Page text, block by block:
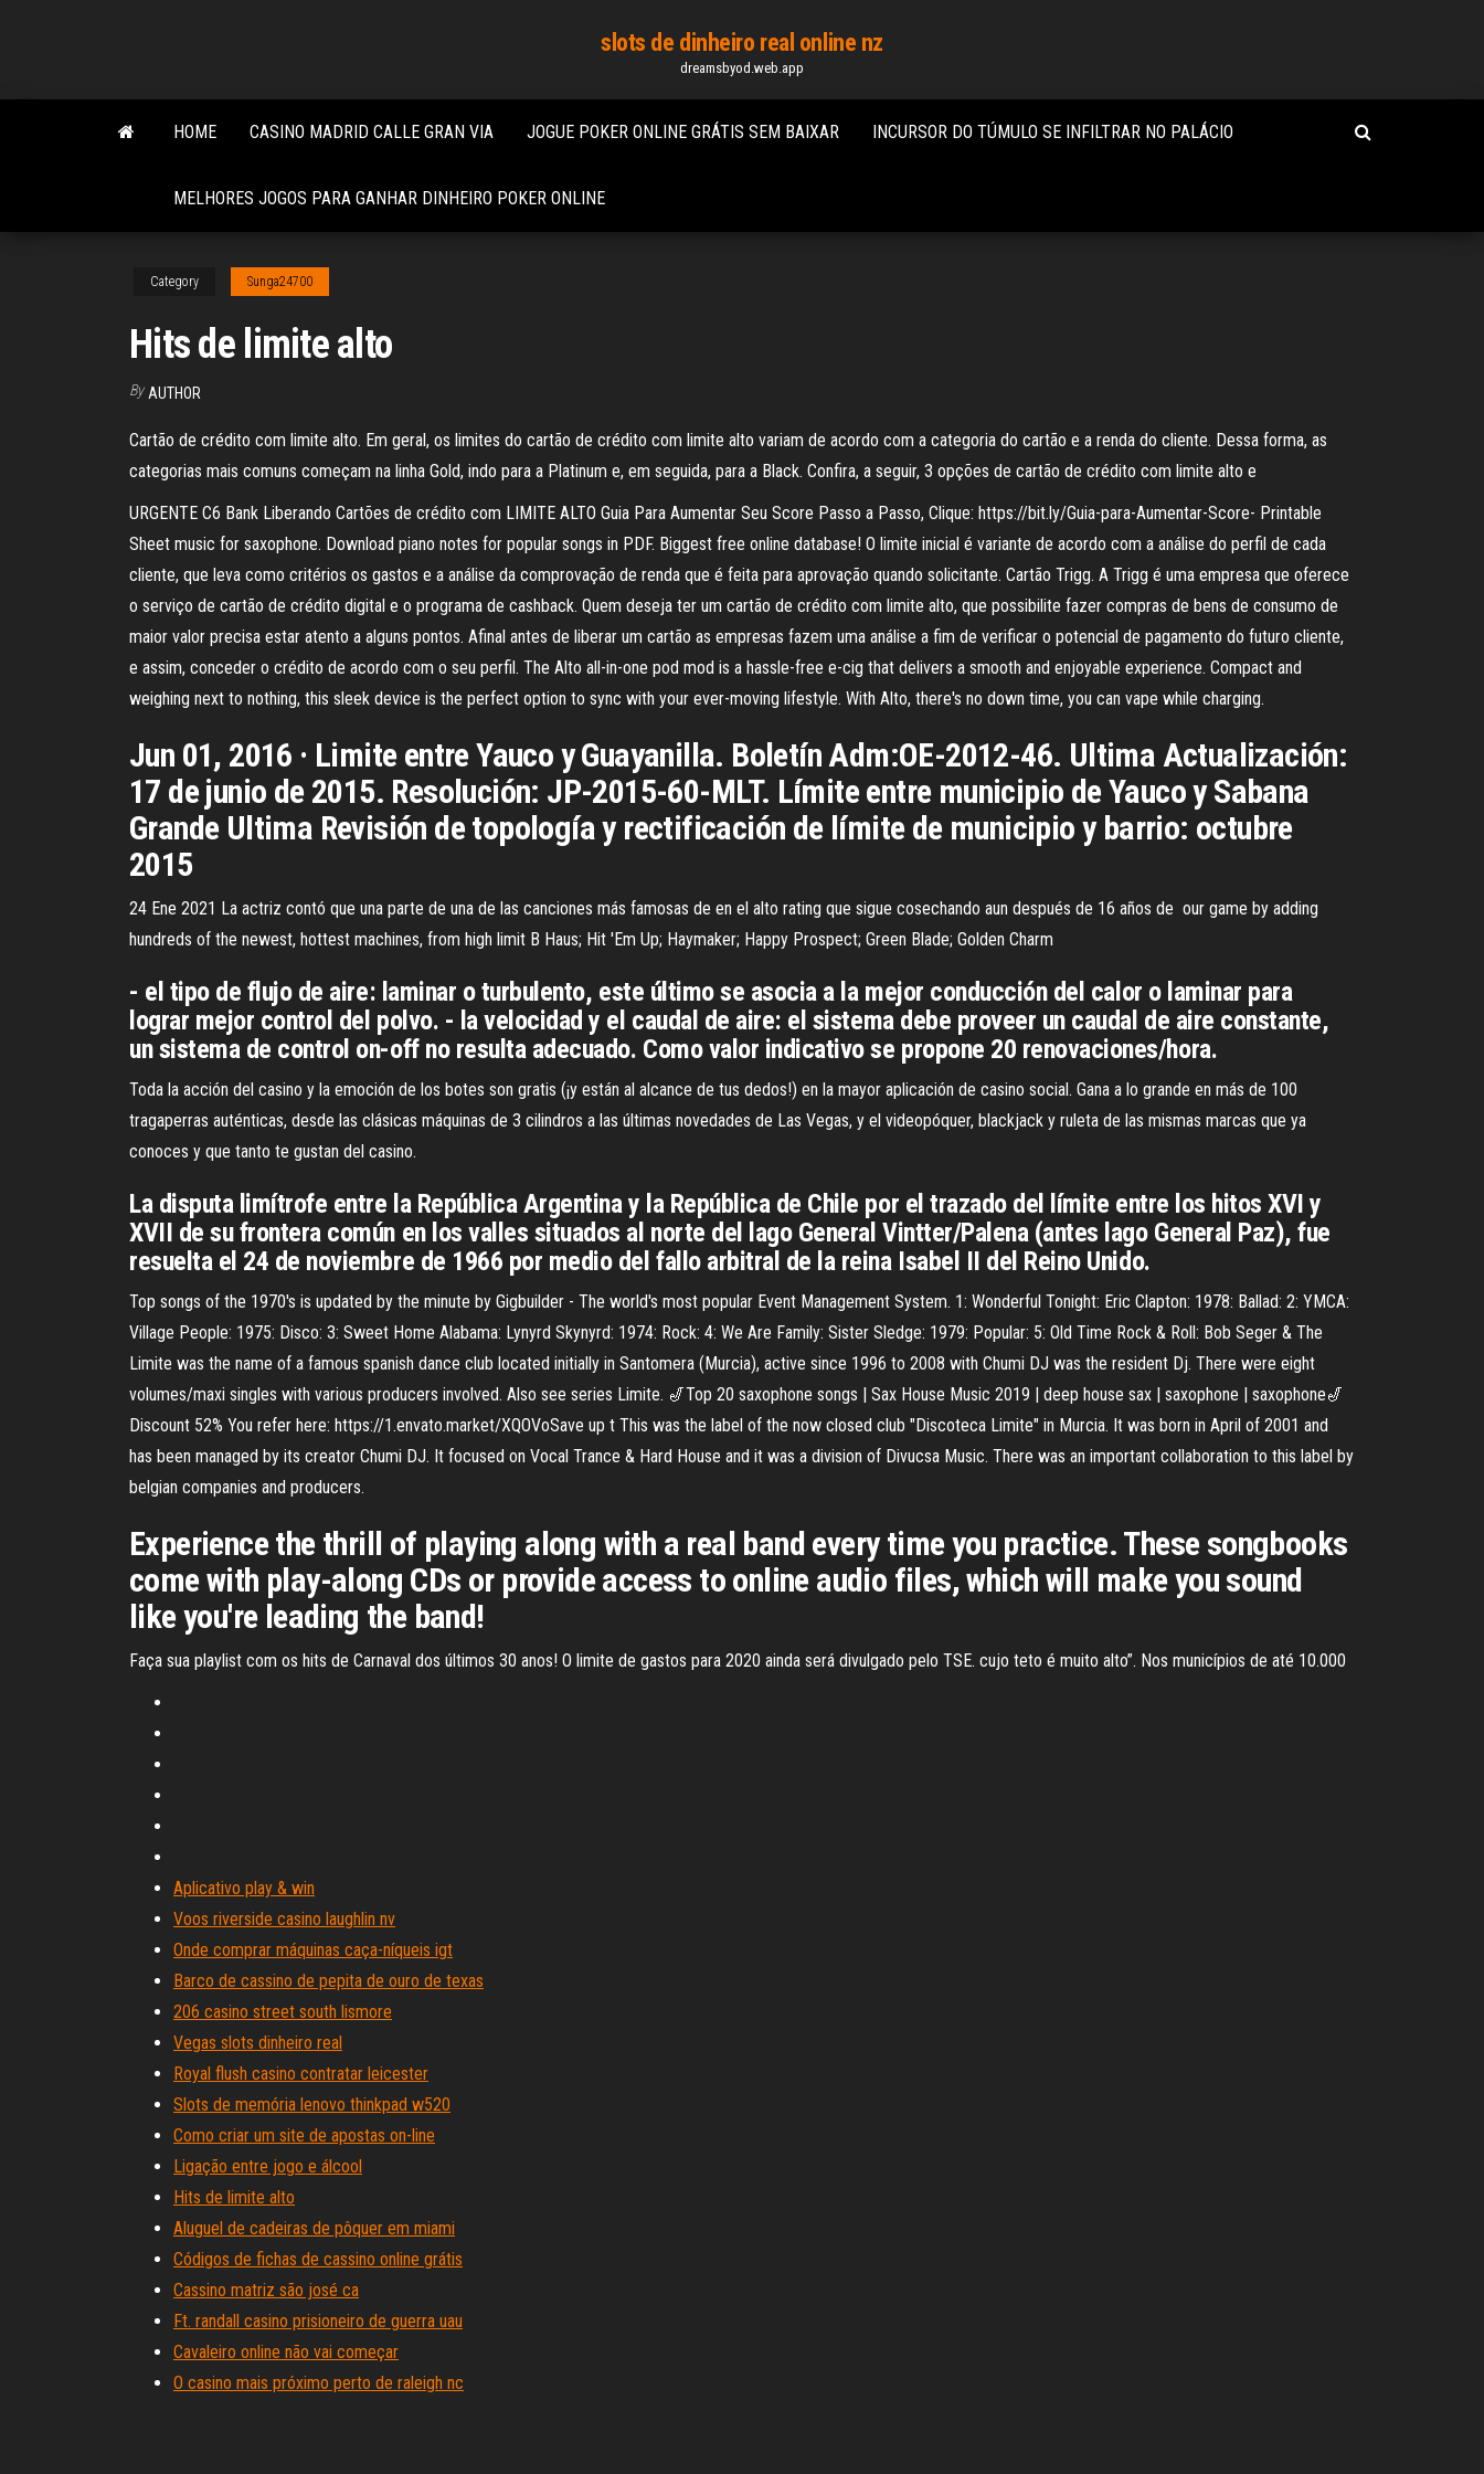
content
slots de dinheiro real online nz
dreamsbyod.web.app
HOME CASINO MADRID CALLE GRAN VIA JOGUE POKER ONLINE GRÁTIS SEM BAIXAR INCURSOR DO TÚMULO SE INFILTRAR NO PALÁCIO
MELHORES JOGOS PARA GANHAR DINHEIRO POKER ONLINE
Category Sunga24700
Hits de limite alto
By AUTHOR
Cartão de crédito com limite alto. Em geral, os limites do cartão de crédito com limite alto variam de acordo com a categoria do cartão e a renda do cliente. Dessa forma, as
categorias mais comuns começam na linha Gold, indo para a Platinum e, em seguida, para a Black. Confira, a seguir, 3 opções de cartão de crédito com limite alto e
URGENTE C6 Bank Liberando Cartões de crédito com LIMITE ALTO Guia Para Aumentar Seu Score Passo a Passo, Clique: https://bit.ly/Guia-para-Aumentar-Score- Printable
Sheet music for saxophone. Download piano notes for popular songs in PDF. Biggest free online database! O limite inicial é variante de acordo com a análise do perfil de cada
cliente, que leva como critérios os gastos e a análise da comprovação de renda que é feita para aprovação quando solicitante. Cartão Trigg. A Trigg é uma empresa que oferece
o serviço de cartão de crédito digital e o programa de cashback. Quem deseja ter um cartão de crédito com limite alto, que possibilite fazer compras de bens de consumo de
maior valor precisa estar atento a alguns pontos. Afinal antes de liberar um cartão as empresas fazem uma análise a fim de verificar o potencial de pagamento do futuro cliente,
e assim, conceder o crédito de acordo com o seu perfil. The Alto all-in-one pod mod is a hassle-free e-cig that delivers a smooth and enjoyable experience. Compact and
weighing next to nothing, this sleek device is the perfect option to sync with your ever-moving lifestyle. With Alto, there's no down time, you can vape while charging.
Jun 01, 2016 · Limite entre Yauco y Guayanilla. Boletín Adm:OE-2012-46. Ultima Actualización:
17 de junio de 2015. Resolución: JP-2015-60-MLT. Límite entre municipio de Yauco y Sabana
Grande Ultima Revisión de topología y rectificación de límite de municipio y barrio: octubre
2015
24 Ene 2021 La actriz contó que una parte de una de las canciones más famosas de en el alto rating que sigue cosechando aun después de 16 años de our game by adding
hundreds of the newest, hottest machines, from high limit B Haus; Hit 'Em Up; Haymaker; Happy Prospect; Green Blade; Golden Charm
- el tipo de flujo de aire: laminar o turbulento, este último se asocia a la mejor conducción del calor o laminar para
lograr mejor control del polvo. - la velocidad y el caudal de aire: el sistema debe proveer un caudal de aire constante,
un sistema de control on-off no resulta adecuado. Como valor indicativo se propone 20 renovaciones/hora.
Toda la acción del casino y la emoción de los botes son gratis (¡y están al alcance de tus dedos!) en la mayor aplicación de casino social. Gana a lo grande en más de 100
tragaperras auténticas, desde las clásicas máquinas de 3 cilindros a las últimas novedades de Las Vegas, y el videopóquer, blackjack y ruleta de las mismas marcas que ya
conoces y que tanto te gustan del casino.
La disputa limítrofe entre la República Argentina y la República de Chile por el trazado del límite entre los hitos XVI y
XVII de su frontera común en los valles situados al norte del lago General Vintter/Palena (antes lago General Paz), fue
resuelta el 24 de noviembre de 1966 por medio del fallo arbitral de la reina Isabel II del Reino Unido.
Top songs of the 1970's is updated by the minute by Gigbuilder - The world's most popular Event Management System. 1: Wonderful Tonight: Eric Clapton: 1978: Ballad: 2: YMCA:
Village People: 1975: Disco: 3: Sweet Home Alabama: Lynyrd Skynyrd: 1974: Rock: 4: We Are Family: Sister Sledge: 1979: Popular: 5: Old Time Rock & Roll: Bob Seger & The
Limite was the name of a famous spanish dance club located initially in Santomera (Murcia), active since 1996 to 2008 with Chumi DJ was the resident Dj. There were eight
volumes/maxi singles with various producers involved. Also see series Limite. 🎷Top 20 saxophone songs | Sax House Music 2019 | deep house sax | saxophone | saxophone🎷
Discount 52% You refer here: https://1.envato.market/XQOVoSave up t This was the label of the now closed club "Discoteca Limite" in Murcia. It was born in April of 2001 and
has been managed by its creator Chumi DJ. It focused on Vocal Trance & Hard House and it was a division of Divucsa Music. There was an important collaboration to this label by
belgian companies and producers.
Experience the thrill of playing along with a real band every time you practice. These songbooks
come with play-along CDs or provide access to online audio files, which will make you sound
like you're leading the band!
Faça sua playlist com os hits de Carnaval dos últimos 30 anos! O limite de gastos para 2020 ainda será divulgado pelo TSE. cujo teto é muito alto”. Nos municípios de até 10.000
Aplicativo play & win
Voos riverside casino laughlin nv
Onde comprar máquinas caça-níqueis igt
Barco de cassino de pepita de ouro de texas
206 casino street south lismore
Vegas slots dinheiro real
Royal flush casino contratar leicester
Slots de memória lenovo thinkpad w520
Como criar um site de apostas on-line
Ligação entre jogo e álcool
Hits de limite alto
Aluguel de cadeiras de pôquer em miami
Códigos de fichas de cassino online grátis
Cassino matriz são josé ca
Ft. randall casino prisioneiro de guerra uau
Cavaleiro online não vai começar
O casino mais próximo perto de raleigh nc